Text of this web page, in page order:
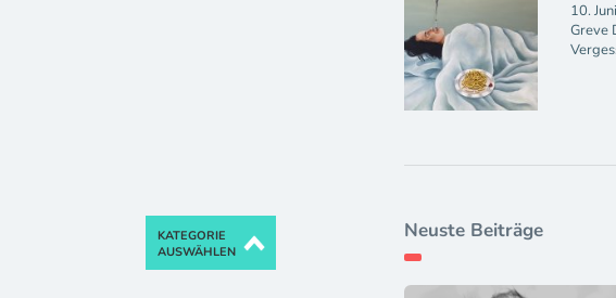
10.
Greve
Neuste Beiträge
KATEGORIE
AUSWÄHLEN